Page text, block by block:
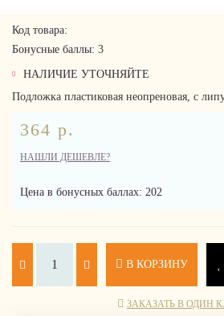
Код товара:
Бонусные баллы: 3
НАЛИЧИЕ УТОЧНЯЙТЕ
Подложка пластиковая неопреновая, с
364 р.
НАШЛИ ДЕШЕВЛЕ?
Цена в бонусных баллах: 202
В КОРЗИНУ
ЗАКАЗАТЬ В ОДИН